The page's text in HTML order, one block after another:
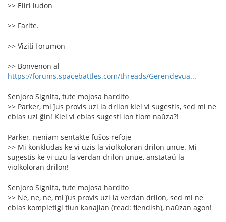
>> Eliri ludon
>> Farite.
>> Viziti forumon
>> Bonvenon al
https://forums.spacebattles.com/threads/Gerendevua...
Senjoro Signifa, tute mojosa hardito
>> Parker, mi ĵus provis uzi la drilon kiel vi sugestis, sed mi ne
eblas uzi ĝin! Kiel vi eblas sugesti ion tiom naŭza?!
Parker, neniam sentakte fuŝos refoje
>> Mi konkludas ke vi uzis la violkoloran drilon unue. Mi
sugestis ke vi uzu la verdan drilon unue, anstataŭ la
violkoloran drilon!
Senjoro Signifa, tute mojosa hardito
>> Ne, ne, ne, mi ĵus provis uzi la verdan drilon, sed mi ne
eblas kompletigi tiun kanajlan (read: fiendish), naŭzan agon!